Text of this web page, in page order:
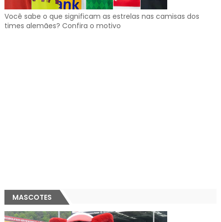
Você sabe o que significam as estrelas nas camisas dos
times alemães? Confira o motivo
MASCOTES